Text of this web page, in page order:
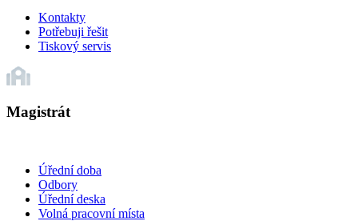
Kontakty
Potřebuji řešit
Tiskový servis
Magistrát
Úřední doba
Odbory
Úřední deska
Volná pracovní místa